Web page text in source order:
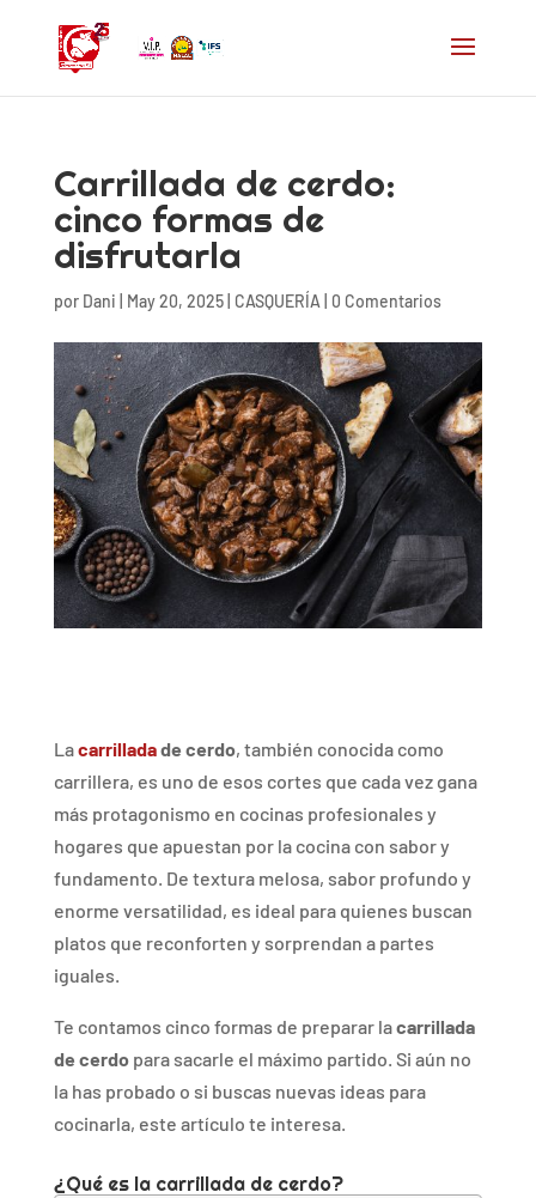
Carrillada de cerdo:
cinco formas de
disfrutarla
por Dani May 20, 2025| CASQUERÍA 0 Comentarios
Lacarrilladade cerdo, también conocida como
carrillera, es uno de esos cortes que cadavez gana
más protagonismo en cocinas profesionales y
hogares que apuestan por la cocina con sabory
fundamento. De textura melosa, sabor profundo y
enorme versatilidad, es ideal para quienes buscan
platos que reconforten y sorprendan a partes
iguales.
Te contamos cinco formas de preparar lacarrillada
de cerdo para sacarle el máximo partido. Si aún no
la has probado o si buscas nuevas ideas para
cocinarla, este artículo te interesa.
¿Qué es la carrillada de cerdo?